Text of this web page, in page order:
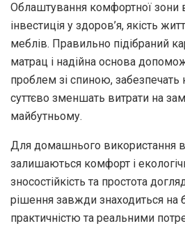
Облаштування комфортної зони
інвестиція у здоров’я, якість
меблів. Правильно підібраний
матрац і надійна основа
проблем зі спиною, забезпечать
суттєво зменшать витрати на
майбутньому.
Для домашнього використання
залишаються комфорт і
зносостійкість та простота
рішення завжди знаходиться на
практичністю та реальними